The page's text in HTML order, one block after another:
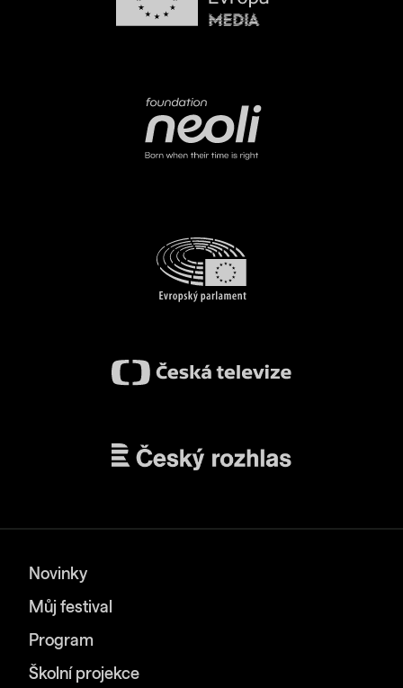
Novinky
Můj festival
Program
Školní projekce